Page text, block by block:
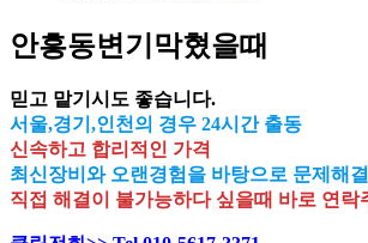
안흥동변기막혔을때
믿고 맡기시도 좋습니다.
서울,경기,인천의 경우 24시간 출동
신속하고 합리적인 가격
최신장비와 오랜경험을 바탕으로 문제해결
직접 해결이 불가능하다 싶을때 바로 연락